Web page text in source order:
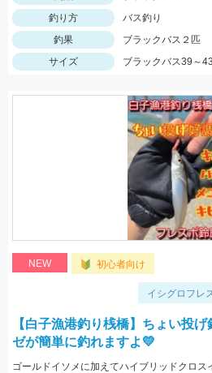
釣り方
バス釣り
釣果
ブラックバス２匹
サイズ
ブラックバス39～
NEW 初心者向け
イシグロフレ
【白子漁港釣り桟橋】ちょい投
ゼが簡単に釣れますよ💛
ゴールドイソメに加えてハイブリッドクロス